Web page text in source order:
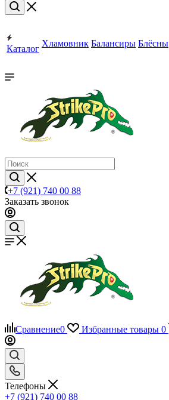
Каталог
Хламовник Балансиры Блёсны
+7 (921) 740 00 88
Заказать звонок
Сравнение0 Избранные товары 0
Телефоны
+7 (921) 740 00 88